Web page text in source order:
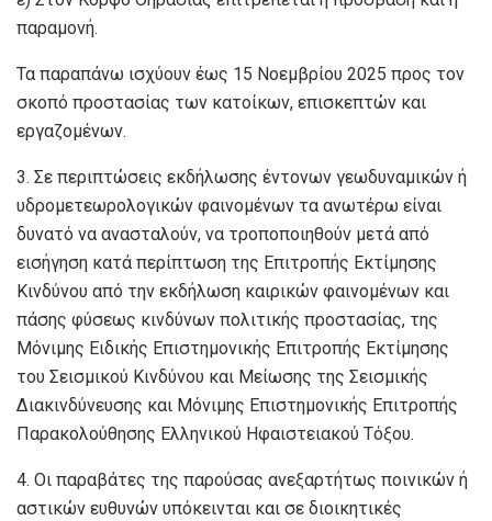
παραμονή.
Τα παραπάνω ισχύουν έως 15 Νοεμβρίου 2025 προς τον
σκοπό προστασίας των κατοίκων, επισκεπτών και
εργαζομένων.
3. Σε περιπτώσεις εκδήλωσης έντονων γεωδυναμικών ή
υδρομετεωρολογικών φαινομένων τα ανωτέρω είναι
δυνατό να ανασταλούν, να τροποποιηθούν μετά από
εισήγηση κατά περίπτωση της Επιτροπής Εκτίμησης
Κινδύνου από την εκδήλωση καιρικών φαινομένων και
πάσης φύσεως κινδύνων πολιτικής προστασίας, της
Μόνιμης Ειδικής Επιστημονικής Επιτροπής Εκτίμησης
του Σεισμικού Κινδύνου και Μείωσης της Σεισμικής
Διακινδύνευσης και Μόνιμης Επιστημονικής Επιτροπής
Παρακολούθησης Ελληνικού Ηφαιστειακού Τόξου.
4. Οι παραβάτες της παρούσας ανεξαρτήτως ποινικών ή
αστικών ευθυνών υπόκεινται και σε διοικητικές